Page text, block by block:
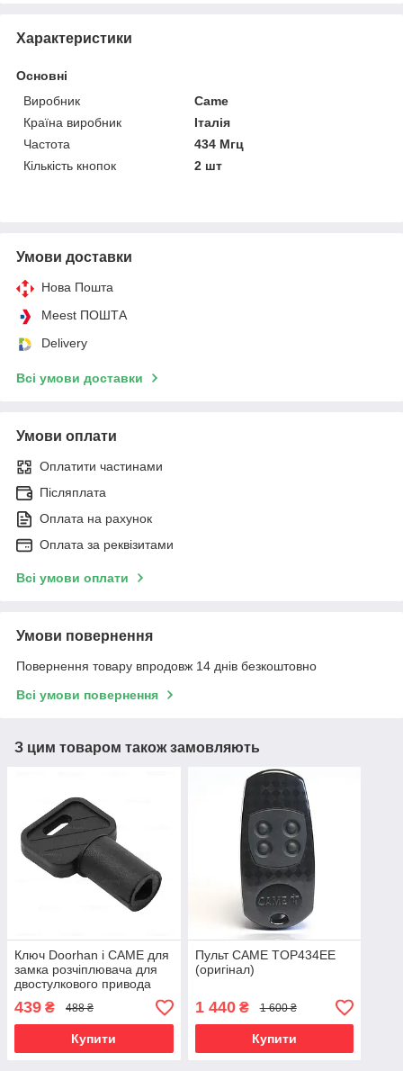
Характеристики
Основні
Виробник
Came
Країна виробник
Італія
Частота
434 Мгц
Кількість кнопок
2 шт
Умови доставки
Нова Пошта
Meest ПОШТА
Delivery
Всі умови доставки
Умови оплати
Оплатити частинами
Післяплата
Оплата на рахунок
Оплата за реквізитами
Всі умови оплати
Умови повернення
Повернення товару впродовж 14 днів безкоштовно
Всі умови повернення
З цим товаром також замовляють
Ключ Doorhan і САМЕ для
замка розчіплювача для
двостулкового привода
Doorhan Swing 3000/Swing
5000
439 ₴ 488 ₴
Купити
Пульт CAME TOP434EE
(оригінал)
1 440₴ 1 600 ₴
Купити